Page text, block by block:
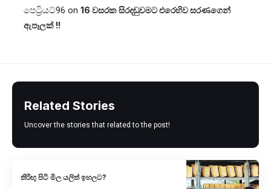
පෙට්‍රියට්96 on 16 වසරක සිරදඬුවමට එරෙහිව සරණගෙන්
ඇපෑලක් !!
Related Stories
Uncover the stories that related to the post!
තිරිඟු පිටි මිල යලිත් ඉහලට?